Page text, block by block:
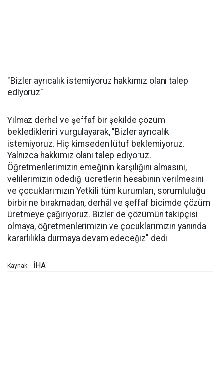
"Bizler ayrıcalık istemiyoruz hakkımız olanı talep
ediyoruz"
Yılmaz derhal ve şeffaf bir şekilde çözüm
beklediklerini vurgulayarak, "Bizler ayrıcalık
istemiyoruz. Hiç kimseden lütuf beklemiyoruz.
Yalnızca hakkımız olanı talep ediyoruz.
Öğretmenlerimizin emeğinin karşılığını almasını,
velilerimizin ödediği ücretlerin hesabının verilmesini
ve çocuklarımızın Yetkili tüm kurumları, sorumluluğu
birbirine bırakmadan, derhâl ve şeffaf bicimde çözüm
üretmeye çağırıyoruz. Bizler de çözümün takipçisi
olmaya, öğretmenlerimizin ve çocuklarımızın yanında
kararlılıkla durmaya devam edeceğiz" dedi
Kaynak: İHA